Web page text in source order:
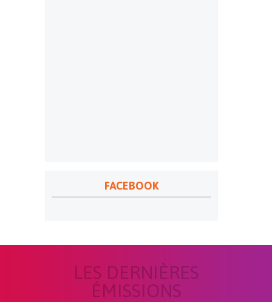
FACEBOOK
LES DERNIÈRES
ÉMISSIONS